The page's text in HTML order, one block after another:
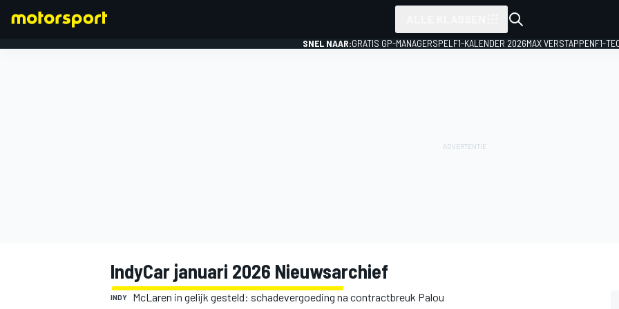
SNEL NAAR:GRATIS GP-MANAGERSPEL F1-KALENDER 2026MAX VERSTAPPENF1-
IndyCar januari 2026 Nieuwsarchief
INDY McLaren in gelijk gesteld: schadevergoeding na contractbreuk Palou